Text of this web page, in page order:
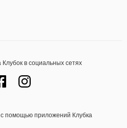
в социальных сетях
с помощью приложений Клубка